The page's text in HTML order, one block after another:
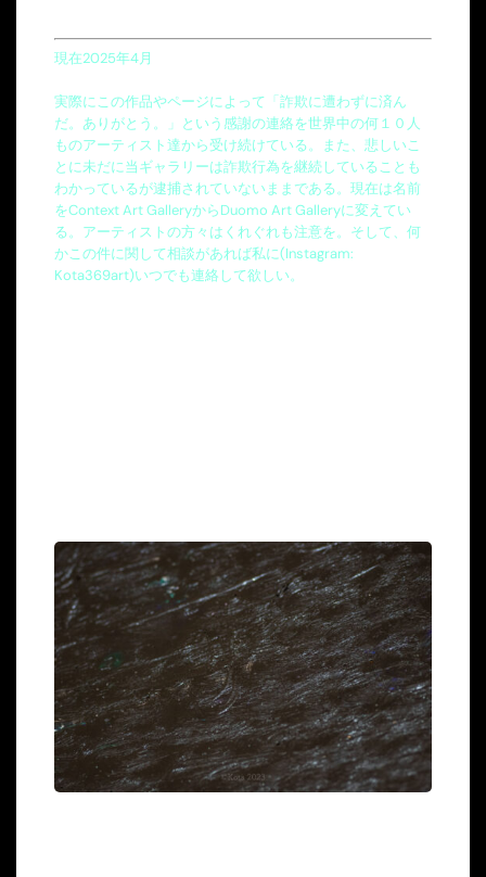
現在2025年4月
実際にこの作品やページによって「詐欺に遭わずに済ん
だ。ありがとう。」という感謝の連絡を世界中の何１０人
ものアーティスト達から受け続けている。また、悲しいこ
とに未だに当ギャラリーは詐欺行為を継続していることも
わかっているが逮捕されていないままである。現在は名前
をContext Art GalleryからDuomo Art Galleryに変えてい
る。アーティストの方々はくれぐれも注意を。そして、何
かこの件に関して相談があれば私に(Instagram:
Kota369art)いつでも連絡して欲しい。